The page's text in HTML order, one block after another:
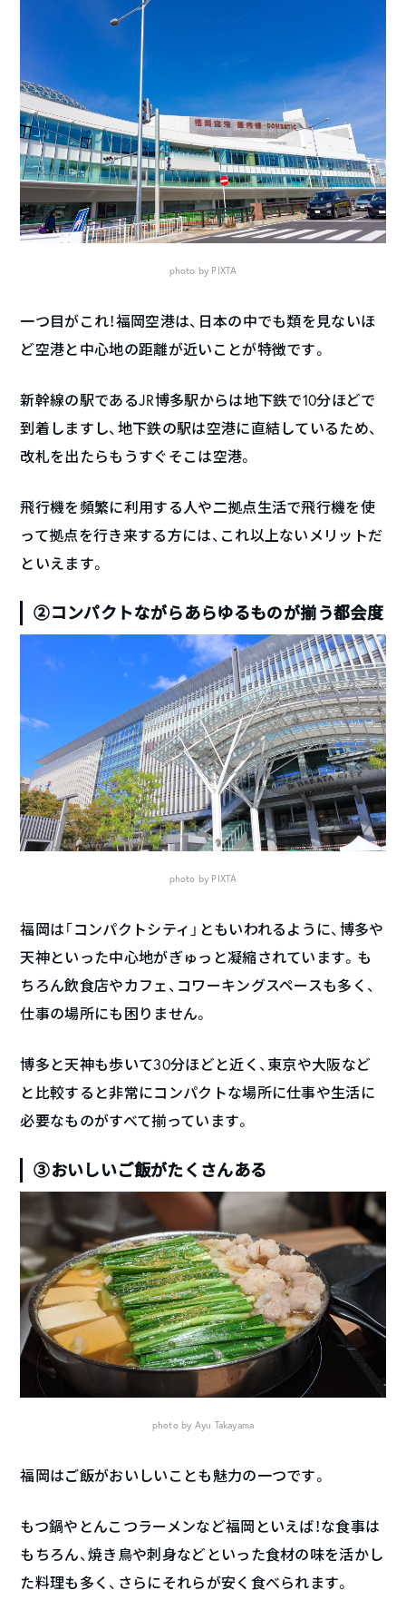
photo by PIXTA
一つ目がこれ！福岡空港は、日本の中でも類を見ないほ
ど空港と中心地の距離が近いことが特徴です。
新幹線の駅であるJR博多駅からは地下鉄で10分ほどで
到着しますし、地下鉄の駅は空港に直結しているため、
改札を出たらもうすぐそこは空港。
飛行機を頻繁に利用する人や二拠点生活で飛行機を使
って拠点を行き来する方には、これ以上ないメリットだ
といえます。
②コンパクトながらあらゆるものが揃う都会度
photo by PIXTA
福岡は「コンパクトシティ」ともいわれるように、博多や
天神といった中心地がぎゅっと凝縮されています。も
ちろん飲食店やカフェ、コワーキングスペースも多く、
仕事の場所にも困りません。
博多と天神も歩いて30分ほどと近く、東京や大阪など
と比較すると非常にコンパクトな場所に仕事や生活に
必要なものがすべて揃っています。
③おいしいご飯がたくさんある
photo by Ayu Takayama
福岡はご飯がおいしいことも魅力の一つです。
もつ鍋やとんこつラーメンなど福岡といえば！な食事は
もちろん、焼き鳥や刺身などといった食材の味を活かし
た料理も多く、さらにそれらが安く食べられます。